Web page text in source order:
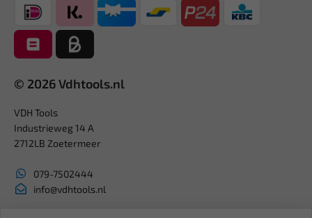
© 2026 Vdhtools.nl
VDH Tools
Industrieweg 14 A
2712LB Zoetermeer
079-7502444
info@vdhtools.nl